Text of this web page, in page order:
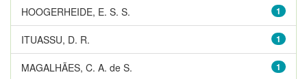
1
HOOGERHEIDE, E. S. S.
1
ITUASSU, D. R.
1
MAGALHÃES, C. A. de S.